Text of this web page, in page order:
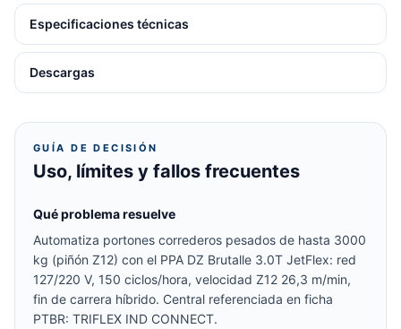
Especificaciones técnicas
Descargas
GUÍA DE DECISIÓN
Uso, límites y fallos frecuentes
Qué problema resuelve
Automatiza portones correderos pesados de hasta 3000
kg (piñón Z12) con el PPA DZ Brutalle 3.0T JetFlex: red
127/220 V, 150 ciclos/hora, velocidad Z12 26,3 m/min,
fin de carrera híbrido. Central referenciada en ficha
PTBR: TRIFLEX IND CONNECT.